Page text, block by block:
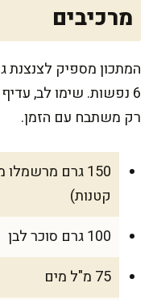
מרכיבים
6 נפשות. שימו לב,
רק משתבח עם הזמן.
150 גרם
קטנות)
100 גרם סוכר לבן
75 מ"ל מים